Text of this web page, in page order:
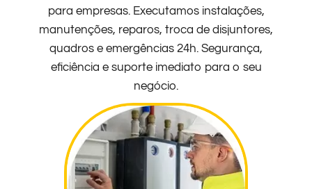
para empresas. Executamos instalações,
manutenções, reparos, troca de disjuntores,
quadros e emergências 24h. Segurança,
eficiência e suporte imediato para o seu
negócio.